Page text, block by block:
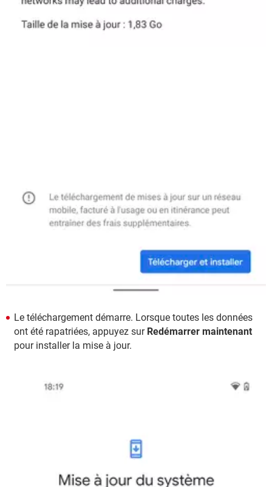
Le téléchargement démarre. Lorsque toutes les données
ont été rapatriées, appuyez sur Redémarrer maintenant
pour installer la mise à jour.